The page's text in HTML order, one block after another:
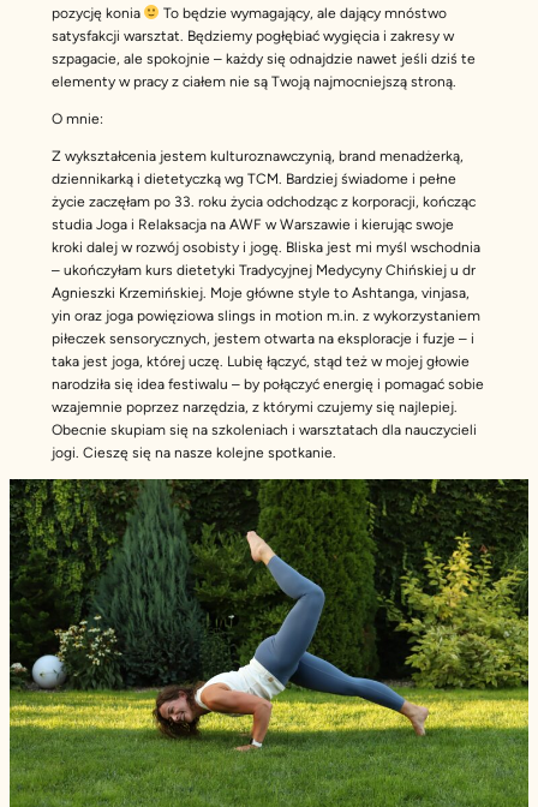
pozycję konia
To będzie wymagający, ale dający mnóstwo
satysfakcji warsztat. Będziemy pogłębiać wygięcia i zakresy w
szpagacie, ale spokojnie – każdy się odnajdzie nawet jeśli dziś te
elementy w pracy z ciałem nie są Twoją najmocniejszą stroną.
O mnie:
Z wykształcenia jestem kulturoznawczynią, brand menadżerką,
dziennikarką i dietetyczką wg TCM. Bardziej świadome i pełne
życie zaczęłam po 33. roku życia odchodząc z korporacji, kończąc
studia Joga i Relaksacja na AWF w Warszawie i kierując swoje
kroki dalej w rozwój osobisty i jogę. Bliska jest mi myśl wschodnia
– ukończyłam kurs dietetyki Tradycyjnej Medycyny Chińskiej u dr
Agnieszki Krzemińskiej. Moje główne style to Ashtanga, vinjasa,
yin oraz joga powięziowa slings in motion m.in. z wykorzystaniem
piłeczek sensorycznych, jestem otwarta na eksploracje i fuzje – i
taka jest joga, której uczę. Lubię łączyć, stąd też w mojej głowie
narodziła się idea festiwalu – by połączyć energię i pomagać sobie
wzajemnie poprzez narzędzia, z którymi czujemy się najlepiej.
Obecnie skupiam się na szkoleniach i warsztatach dla nauczycieli
jogi. Cieszę się na nasze kolejne spotkanie.